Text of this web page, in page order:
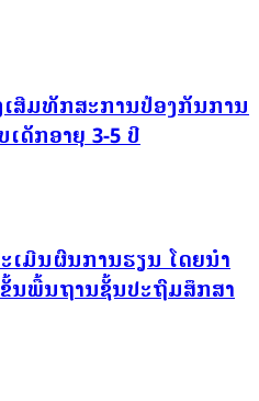
ສີມທັກສະການປ້ອງກັນການ
ດັກອາຍຸ 3-5 ປີ
ມີນຜົນການຮຽນ ໂດຍນໍາ
ນພື້ນຖານຊັ້ນປະຖົມສຶກສາ